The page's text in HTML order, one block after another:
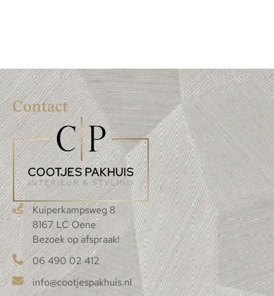
Contact
Kuiperkampsweg 8
8167 LC Oene
Bezoek op afspraak!
06 490 02 412
info@cootjespakhuis.nl